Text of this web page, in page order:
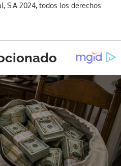
a nuestro boletín.
S.A 2024, todos los derechos